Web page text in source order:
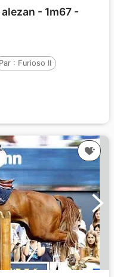
- 1m67 -
Par : Furioso II